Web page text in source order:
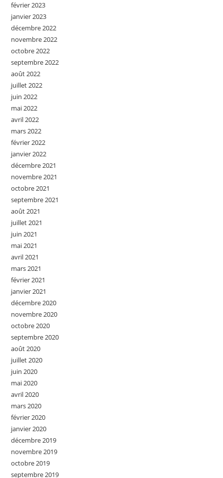
février 2023
janvier 2023
décembre 2022
novembre 2022
octobre 2022
septembre 2022
août 2022
juillet 2022
juin 2022
mai 2022
avril 2022
mars 2022
février 2022
janvier 2022
décembre 2021
novembre 2021
octobre 2021
septembre 2021
août 2021
juillet 2021
juin 2021
mai 2021
avril 2021
mars 2021
février 2021
janvier 2021
décembre 2020
novembre 2020
octobre 2020
septembre 2020
août 2020
juillet 2020
juin 2020
mai 2020
avril 2020
mars 2020
février 2020
janvier 2020
décembre 2019
novembre 2019
octobre 2019
septembre 2019